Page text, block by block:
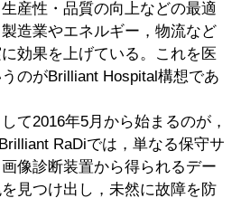
産性・品質の向上などの最適
造業やエネルギー，物流など
効果を上げている。これを医
のがBrilliant Hospital構想であ
て2016年5月から始まるのが，
RaDiでは，単なる保守サ
像診断装置から得られるデー
見つけ出し，未然に故障を防